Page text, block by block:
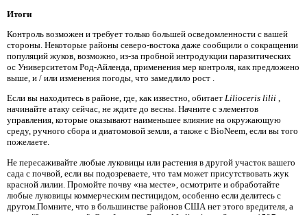
Итоги
Контроль возможен и требует только большей осведомленности с вашей
стороны. Некоторые районы северо-востока даже сообщили о сокращении
популяций жуков, возможно, из-за пробной интродукции паразитических
ос Университетом Род-Айленда, применения мер контроля, как предложено
выше, и / или изменения погоды, что замедлило рост .
Если вы находитесь в районе, где, как известно, обитает Lilioceris lilii ,
начинайте атаку сейчас, не ждите до весны. Начните с элементов
управления, которые оказывают наименьшее влияние на окружающую
среду, ручного сбора и диатомовой земли, а также с BioNeem, если вы того
пожелаете.
Не пересаживайте любые луковицы или растения в другой участок вашего
сада с почвой, если вы подозреваете, что там может присутствовать жук
красной лилии. Промойте почву «на месте», осмотрите и обработайте
любые луковицы коммерческим пестицидом, особенно если делитесь с
другом.Помните, что в большинстве районов США нет этого вредителя, а